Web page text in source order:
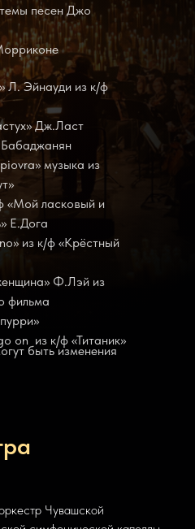
песен Джо
быть изменения
Л. Эйнауди из к/ф
Дж.Ласт
музыка из
«Мой ласковый и
Е.Дога
из к/ф «Крёстный
Ф.Лэй из
фильма
on из к/ф «Титаник»
Чувашской